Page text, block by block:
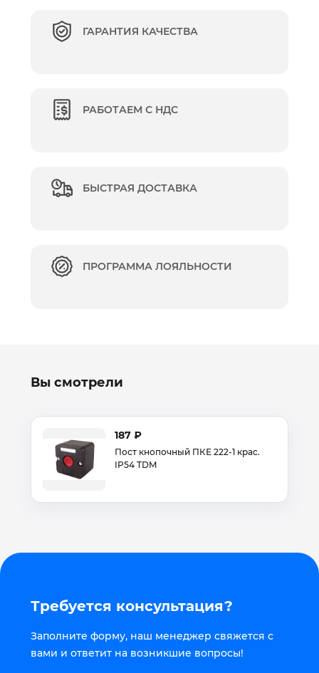
ГАРАНТИЯ КАЧЕСТВА
РАБОТАЕМ С НДС
БЫСТРАЯ ДОСТАВКА
ПРОГРАММА ЛОЯЛЬНОСТИ
Вы смотрели
187 ₽
Пост кнопочный ПКЕ 222-1 крас.
IP54 TDM
Требуется консультация?
Заполните форму, наш менеджер свяжется с
вами и ответит на возникшие вопросы!